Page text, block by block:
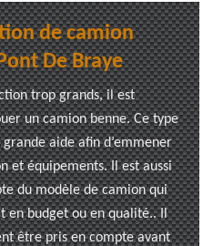
de camion
De Braye
trop grands, il est
un camion benne. Ce type
aide afin d’emmener
et équipements. Il est aussi
du modèle de camion qui
en budget ou en qualité.. Il
être pris en compte avant